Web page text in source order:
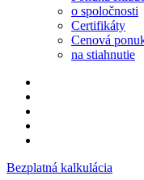
o spoločnosti
Certifikáty
Cenová
na stiahnutie
Bezplatná kalkulácia